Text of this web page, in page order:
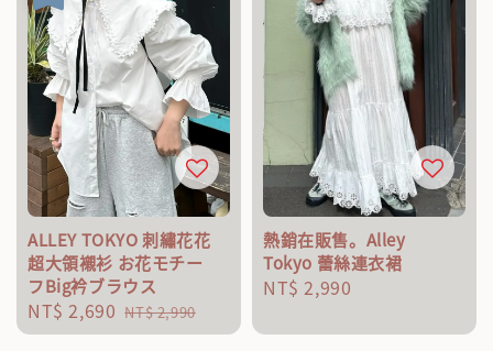
ALLEY TOKYO 刺繡花花
超大領襯衫 お花モチー
フBig衿ブラウス
Sale
price
NT$ 2,690 Regular
price
NT$ 2,990
熱銷在販售。Alley
Tokyo 蕾絲連衣裙
Regular
NT$ 2,990